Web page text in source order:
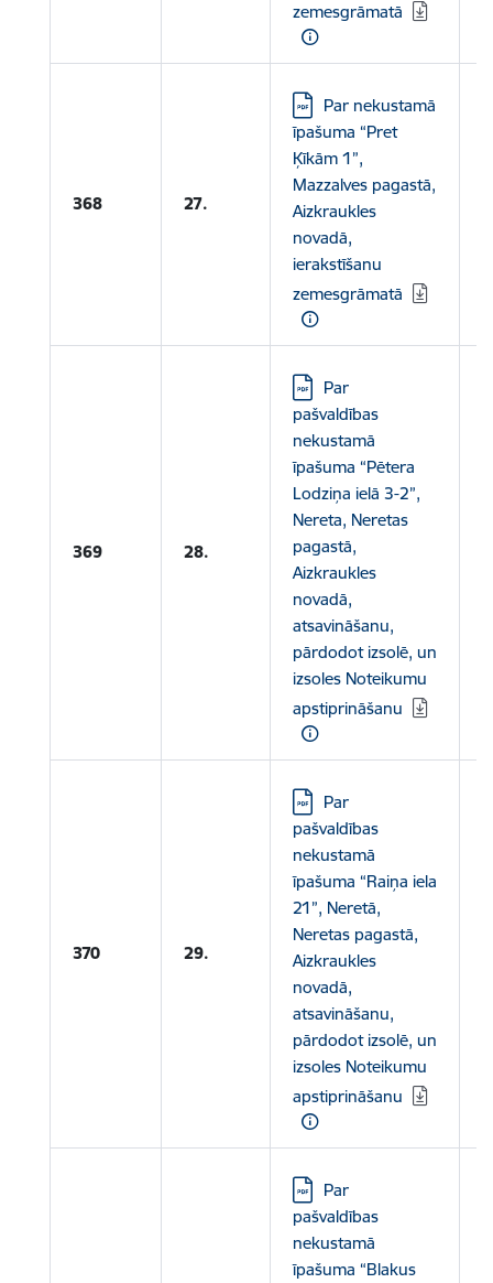
zemesgrāmatā
368 27.
Lejupielādēt:
Par nekustamā
īpašuma “Pret
Ķīkām 1”,
Mazzalves pagastā,
Aizkraukles
novadā,
ierakstīšanu
zemesgrāmatā
369 28.
Lejupielādēt:
Par
pašvaldības
nekustamā
īpašuma “Pētera
Lodziņa ielā 3-2”,
Nereta, Neretas
pagastā,
Aizkraukles
novadā,
atsavināšanu,
pārdodot izsolē, un
izsoles Noteikumu
apstiprināšanu
370 29.
Lejupielādēt:
Par
pašvaldības
nekustamā
īpašuma “Raiņa iela
21”, Neretā,
Neretas pagastā,
Aizkraukles
novadā,
atsavināšanu,
pārdodot izsolē, un
izsoles Noteikumu
apstiprināšanu
Lejupielādēt:
Par
pašvaldības
nekustamā
īpašuma “Blakus